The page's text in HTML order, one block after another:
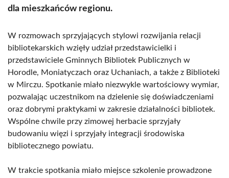
dla mieszkańców regionu.
W rozmowach sprzyjających stylowi rozwijania relacji
bibliotekarskich wzięły udział przedstawicielki i
przedstawiciele Gminnych Bibliotek Publicznych w
Horodle, Moniatyczach oraz Uchaniach, a także z Biblioteki
w Mirczu. Spotkanie miało niezwykle wartościowy wymiar,
pozwalając uczestnikom na dzielenie się doświadczeniami
oraz dobrymi praktykami w zakresie działalności bibliotek.
Wspólne chwile przy zimowej herbacie sprzyjały
budowaniu więzi i sprzyjały integracji środowiska
bibliotecznego powiatu.
W trakcie spotkania miało miejsce szkolenie prowadzone